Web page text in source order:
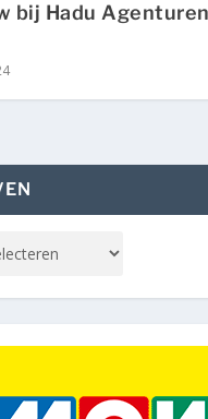
bij Hadu